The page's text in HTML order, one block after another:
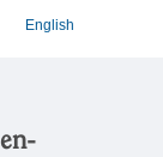
English